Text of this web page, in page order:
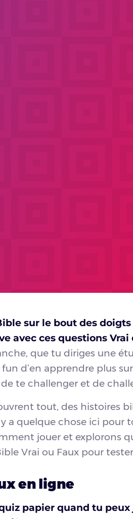
sur le bout des doigts
avec ces questions Vrai
que tu diriges une
d’en apprendre plus
te challenger et de
tout, des histoires
a quelque chose ici pour
jouer et explorons
Vrai ou Faux pour
en ligne
papier quand tu peux